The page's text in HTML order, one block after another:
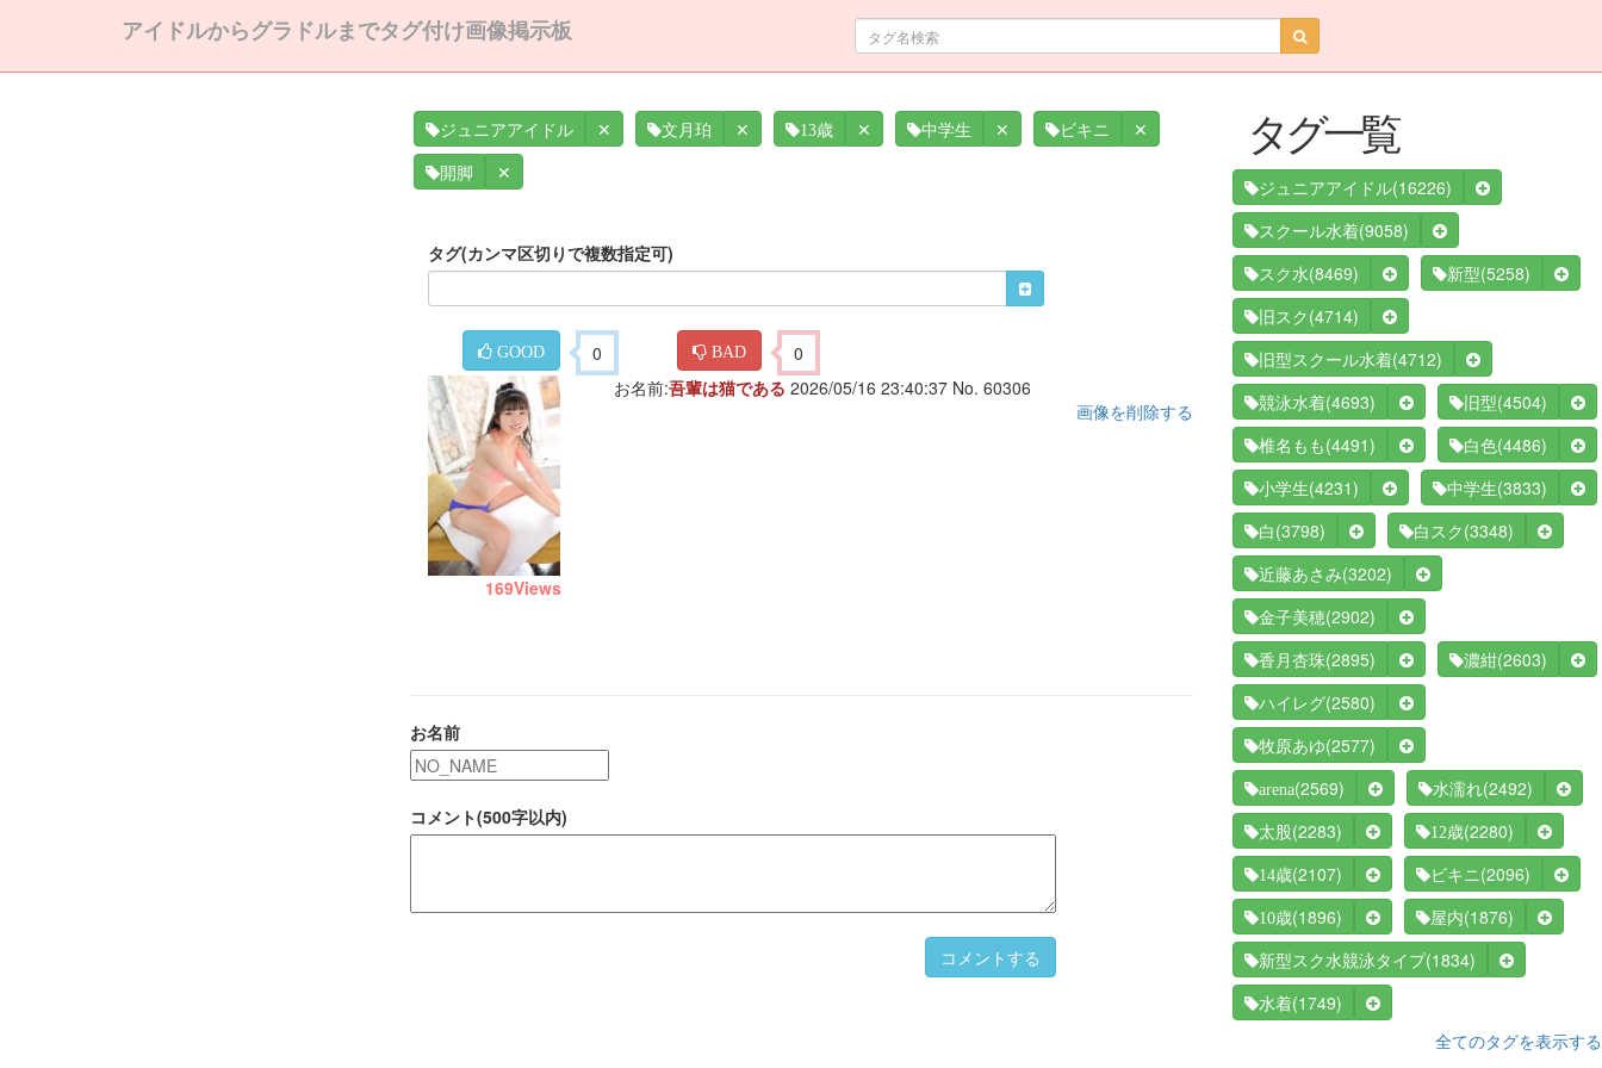
アイドルからグラドルまでタグ付け画像掲示板
ジュニアアイドル ✕ 文月珀 ✕ 13歳 ✕ 中学生 ✕ ビキニ ✕
開脚 ✕
タグ(カンマ区切りで複数指定可)
GOOD 0 BAD 0
169Views
お名前:吾輩は猫である 2026/05/16 23:40:37 No. 60306
画像を削除する
お名前
コメント(500字以内)
コメントする
タグ一覧
ジュニアアイドル(16226)
スクール水着(9058)
スク水(8469) 新型(5258)
旧スク (4714)
旧型スクール水着(4712)
競泳水着(4693) 旧型(4504)
椎名もも (4491) 白色(4486)
小学生(4231) 中学生(3833)
白 (3798) 白スク (3348)
近藤あさみ(3202)
金子美穂(2902)
香月杏珠(2895) 濃紺(2603)
ハイレグ(2580)
牧原あゆ(2577)
arena(2569) 水濡れ(2492)
太股(2283) 12歳(2280)
14歳(2107) ビキニ (2096)
10歳(1896) 屋内(1876)
新型スク水競泳タイプ(1834)
水着(1749)
全てのタグを表示する